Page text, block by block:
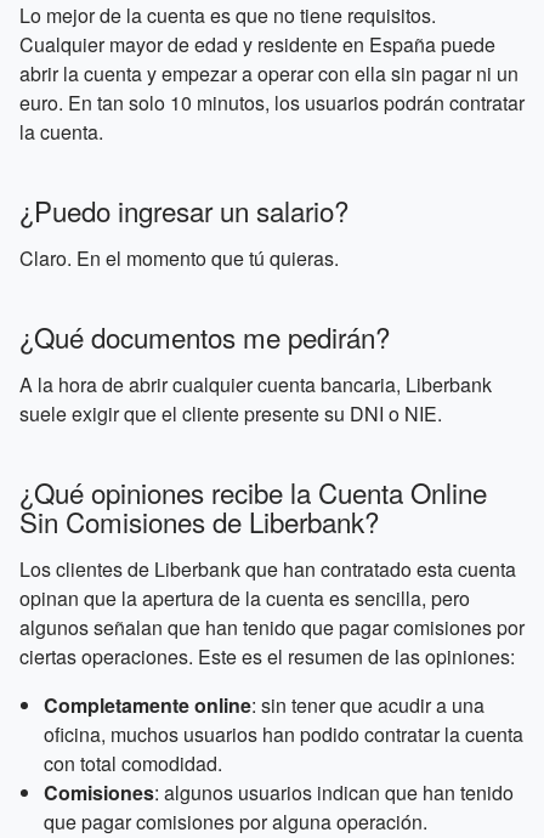
Lo mejor de la cuenta es que no tiene requisitos.
Cualquier mayor de edad y residente en España puede
abrir la cuenta y empezar a operar con ella sin pagar ni un
euro. En tan solo 10 minutos, los usuarios podrán contratar
la cuenta.
¿Puedo ingresar un salario?
Claro. En el momento que tú quieras.
¿Qué documentos me pedirán?
A la hora de abrir cualquier cuenta bancaria, Liberbank
suele exigir que el cliente presente su DNI o NIE.
¿Qué opiniones recibe la Cuenta Online
Sin Comisiones de Liberbank?
Los clientes de Liberbank que han contratado esta cuenta
opinan que la apertura de la cuenta es sencilla, pero
algunos señalan que han tenido que pagar comisiones por
ciertas operaciones. Este es el resumen de las opiniones:
Completamente online: sin tener que acudir a una
oficina, muchos usuarios han podido contratar la cuenta
con total comodidad.
Comisiones: algunos usuarios indican que han tenido
que pagar comisiones por alguna operación.